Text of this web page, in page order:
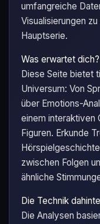
umfangreiche
Visualisierungen
Hauptserie.
Was erwartet dich?
Diese Seite bietet
Universum: Von
über Emotions-
einem interaktiven
Figuren. Erkunde
zwischen Folgen
ähnliche
Die Technik
Die Analysen